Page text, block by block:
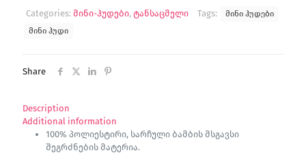
Categories: მინი-ჰუდები, ტანსაცმელი Tags:
მინი ჰუდები
მინი ჰუდი
Share
Description
Additional information
100% პოლიესტირი, სარჩული ბამბის მსგავსი
შეგრძნების მატერია.